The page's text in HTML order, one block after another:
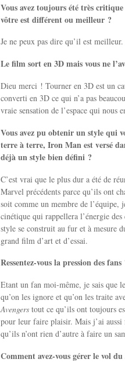
Vous avez toujours été très
vôtre est différent ou meilleur ?
Je ne peux pas dire qu’il est
Le film sort en 3D mais vous ne
Dieu merci ! Tourner en 3D est un
converti en 3D ce qui n’a pas
vraie sensation de l’espace qui nous
Vous avez pu obtenir un style qui
terre à terre, Iron Man est versé
déjà un style bien défini ?
C’est vrai que le plus dur a été de
Marvel précédents parce qu’ils ont
soit comme un membre de l’équipe,
cinétique qui rappellera l’énergie
style se construit au fur et à mesure
grand film d’art et d’essai.
Ressentez-vous la pression des fans
Etant un fan moi-même, je sais que
qu’on les ignore et qu’on les traite
Avengers tout ce qu’ils ont toujours
pour leur faire plaisir. Mais j’ai
qu’ils n’ont rien d’autre à faire un
Comment avez-vous gérer le vol